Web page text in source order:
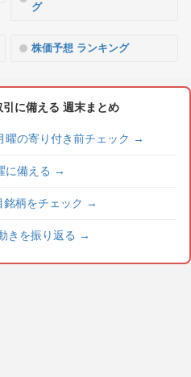
グ
株価予想 ランキング
に備える 週末まとめ
の寄り付き前チェック →
に備える →
柄をチェック →
きを振り返る →